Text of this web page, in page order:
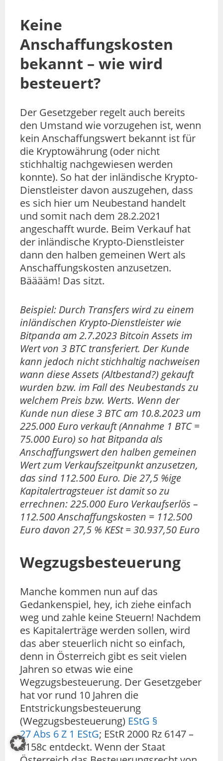
Keine
Anschaffungskosten
bekannt – wie wird
besteuert?
Der Gesetzgeber regelt auch bereits
den Umstand wie vorzugehen ist, wenn
kein Anschaffungswert bekannt ist für
die Kryptowährung (oder nicht
stichhaltig nachgewiesen werden
konnte). So hat der inländische Krypto-
Dienstleister davon auszugehen, dass
es sich hier um Neubestand handelt
und somit nach dem 28.2.2021
angeschafft wurde. Beim Verkauf hat
der inländische Krypto-Dienstleister
dann den halben gemeinen Wert als
Anschaffungskosten anzusetzen.
Bääääm! Das sitzt.
Beispiel: Durch Transfers wird zu einem
inländischen Krypto-Dienstleister wie
Bitpanda am 2.7.2023 Bitcoin Assets im
Wert von 3 BTC transferiert. Der Kunde
kann jedoch nicht stichhaltig nachweisen
wann diese Assets (Altbestand?) gekauft
wurden bzw. im Fall des Neubestands zu
welchem Preis bzw. Werts. Wenn der
Kunde nun diese 3 BTC am 10.8.2023 um
225.000 Euro verkauft (Annahme 1 BTC =
75.000 Euro) so hat Bitpanda als
Anschaffungswert den halben gemeinen
Wert zum Verkaufszeitpunkt anzusetzen,
das sind 112.500 Euro. Die 27,5 %ige
Kapitalertragsteuer ist damit so zu
errechnen: 225.000 Euro Verkaufserlös –
112.500 Anschaffungskosten = 112.500
Euro davon 27,5 % KESt = 30.937,50 Euro
Wegzugsbesteuerung
Manche kommen nun auf das
Gedankenspiel, hey, ich ziehe einfach
weg und zahle keine Steuern! Nachdem
es Kapitalerträge werden sollen, wird
das aber steuerlich nicht so einfach,
denn in Österreich gibt es seit vielen
Jahren so etwas wie eine
Wegzugsbesteuerung. Der Gesetzgeber
hat vor rund 10 Jahren die
Entstrickungsbesteuerung
(Wegzugsbesteuerung) EStG §
27 Abs 6 Z 1 EStG; EStR 2000 Rz 6147 –
6158c entdeckt. Wenn der Staat